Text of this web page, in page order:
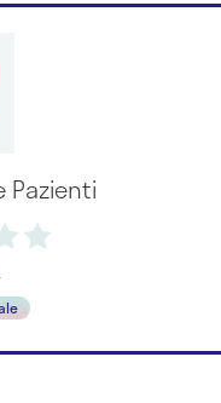
Pazienti